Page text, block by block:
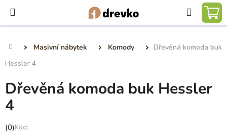
obsah
Hledat
Masivní nábytek Komody
Dřevěná komoda buk
Hessler 4
Dřevěná komoda buk Hessler
4
Průměrné
(0)